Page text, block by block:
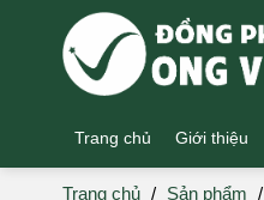
Trang chủ Giới thiệu
Trang chủ / Sản phẩm /